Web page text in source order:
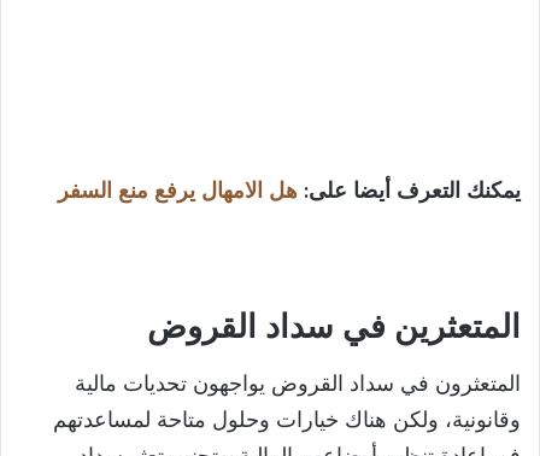
يمكنك التعرف أيضا على: هل الامهال يرفع منع السفر
المتعثرين في سداد القروض
المتعثرون في سداد القروض يواجهون تحديات مالية
وقانونية، ولكن هناك خيارات وحلول متاحة لمساعدتهم